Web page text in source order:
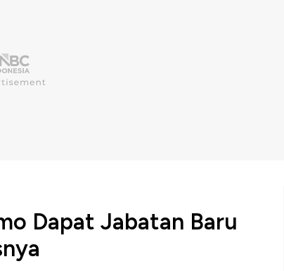
Dapat Jabatan Baru